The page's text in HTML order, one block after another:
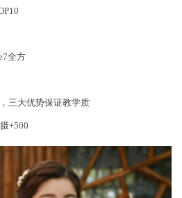
全方
三大优势保证教学质
+500